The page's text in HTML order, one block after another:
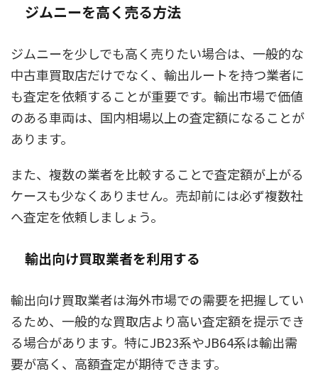
ジムニーを高く売る方法
ジムニーを少しでも高く売りたい場合は、一般的な
中古車買取店だけでなく、輸出ルートを持つ業者に
も査定を依頼することが重要です。輸出市場で価値
のある車両は、国内相場以上の査定額になることが
あります。
また、複数の業者を比較することで査定額が上がる
ケースも少なくありません。売却前には必ず複数社
へ査定を依頼しましょう。
輸出向け買取業者を利用する
輸出向け買取業者は海外市場での需要を把握してい
るため、一般的な買取店より高い査定額を提示でき
る場合があります。特にJB23系やJB64系は輸出需
要が高く、高額査定が期待できます。